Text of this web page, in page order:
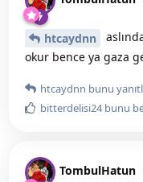
htcaydnn
okur bence ya gaza
htcaydnn bunu
bitterdelisi24bunu
TombulHatun